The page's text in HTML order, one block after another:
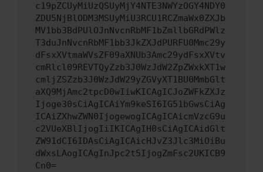
c19pZCUyMiUzQSUyMjY4NTE3NWYzOGY4NDY0
ZDU5NjBlODM3MSUyMiU3RCU1RCZmaWx0ZXJb
MV1bb3BdPUlOJnNvcnRbMF1bZmllbGRdPWlz
T3duJnNvcnRbMF1bb3JkZXJdPURFU0Mmc29y
dFsxXVtmaWVsZF09aXNUb3Amc29ydFsxXVtv
cmRlcl09REVTQyZzb3J0WzJdW2ZpZWxkXT1w
cmljZSZzb3J0WzJdW29yZGVyXT1BU0MmbGlt
aXQ9MjAmc2tpcD0wIiwKICAgICJoZWFkZXJz
Ijoge30sCiAgICAiYm9keSI6IG51bGwsCiAg
ICAiZXhwZWN0IjogewogICAgICAicmVzcG9u
c2VUeXBlIjogIiIKICAgIH0sCiAgICAidGlt
ZW91dCI6IDAsCiAgICAicHJvZ3Jlc3MiOiBu
dWxsLAogICAgInJpc2t5IjogZmFsc2UKICB9
Cn0=